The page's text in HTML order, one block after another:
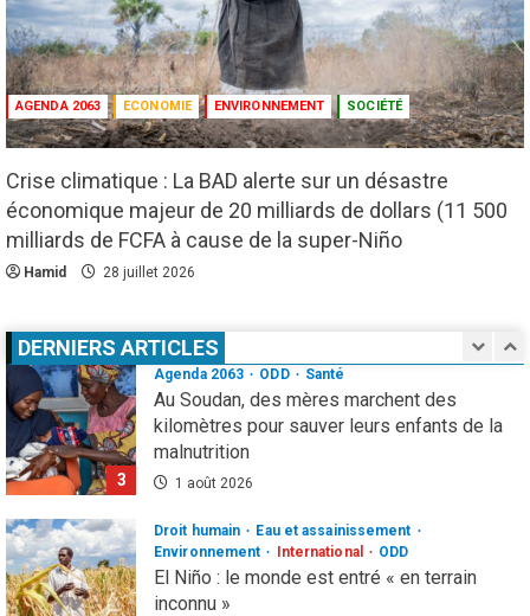
AGENDA 2063 ECONOMIE ENVIRONNEMENT SOCIÉTÉ
Crise climatique : La BAD alerte sur un désastre
économique majeur de 20 milliards de dollars (11 500
milliards de FCFA à cause de la super-Niño
Hamid 28 juillet 2026
DERNIERS ARTICLES
5 1 août 2026
1
Infos génerales Société
Espagne : une figure de l’extrême droite
condamnée à un an de prison pour incitation
à la haine contre les migrants Marocains
4 août 2026
Culture Education
Pour nourrir l’IA, les géants de la tech
achètent des millions de livres… avant de
3 août 2026
3
Agenda 2063 ODD Santé
Au Soudan, des mères marchent des
kilomètres pour sauver leurs enfants de la
malnutrition
1 août 2026
Droit humain
Eau et assainissement
Environnement
International ODD
El Niño : le monde est entré « en terrain
inconnu »